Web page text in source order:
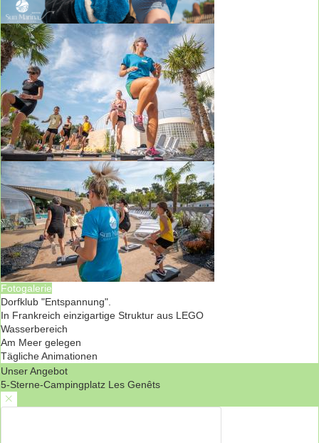
Fotogalerie
Dorfklub "Entspannung".
In Frankreich einzigartige Struktur aus LEGO
Wasserbereich
Am Meer gelegen
Tägliche Animationen
Unser Angebot
5-Sterne-Campingplatz Les Genêts